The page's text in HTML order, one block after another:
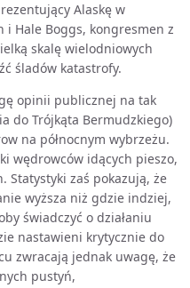
Alaskę w
i Hale Boggs, kongresmen z
skalę wielodniowych
śladów katastrofy.
opinii publicznej na tak
do Trójkąta Bermudzkiego)
na północnym wybrzeżu.
wędrowców idących pieszo,
Statystyki zaś pokazują, że
wyższa niż gdzie indziej,
świadczyć o działaniu
nastawieni krytycznie do
zwracają jednak uwagę, że
pustyń,